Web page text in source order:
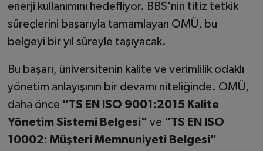
enerji kullanımını hedefliyor. BBS'nin titiz tetkik
süreçlerini başarıyla tamamlayan OMÜ, bu
belgeyi bir yıl süreyle taşıyacak.
Bu başarı, üniversitenin kalite ve verimlilik odaklı
yönetim anlayışının bir devamı niteliğinde. OMÜ,
daha önce "TS EN ISO 9001:2015 Kalite
Yönetim Sistemi Belgesi" ve "TS EN ISO
10002: Müşteri Memnuniyeti Belgesi"